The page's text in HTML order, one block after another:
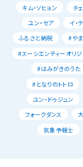
キム・ソヒョン
チ
ユン・セア
イ・
ふるさと納税
#や
#スーシエンティーオリ
#はみがきのうた
#となりのトトロ
ユン・ドゥジュン
フォークダンス
気象予報士